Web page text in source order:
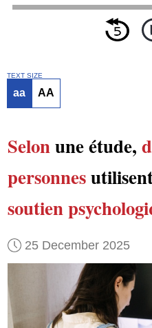
TEXT SIZE
aa AA
Selonune étude,
personnes
soutien
25 December 2025